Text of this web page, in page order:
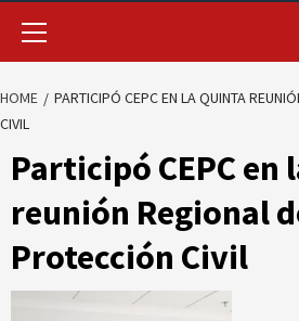
HOME
PARTICIPÓ CEPC EN LA QUINTA
CIVIL
Participó CEPC en
reunión Regional
Protección Civil